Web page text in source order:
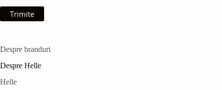
Trimite
Despre branduri
Despre Helle
Helle